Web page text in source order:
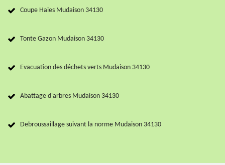
Coupe Haies Mudaison 34130
Tonte Gazon Mudaison 34130
Evacuation des déchets verts Mudaison 34130
Abattage d'arbres Mudaison 34130
Debroussaillage suivant la norme Mudaison 34130